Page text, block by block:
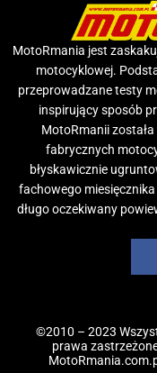
MotoRmania jest
motocyklowej.
przeprowadzane testy
inspirujący sposób
MotoRmanii
fabrycznych
błyskawicznie
fachowego
długo oczekiwany
©2010 – 2023
prawa